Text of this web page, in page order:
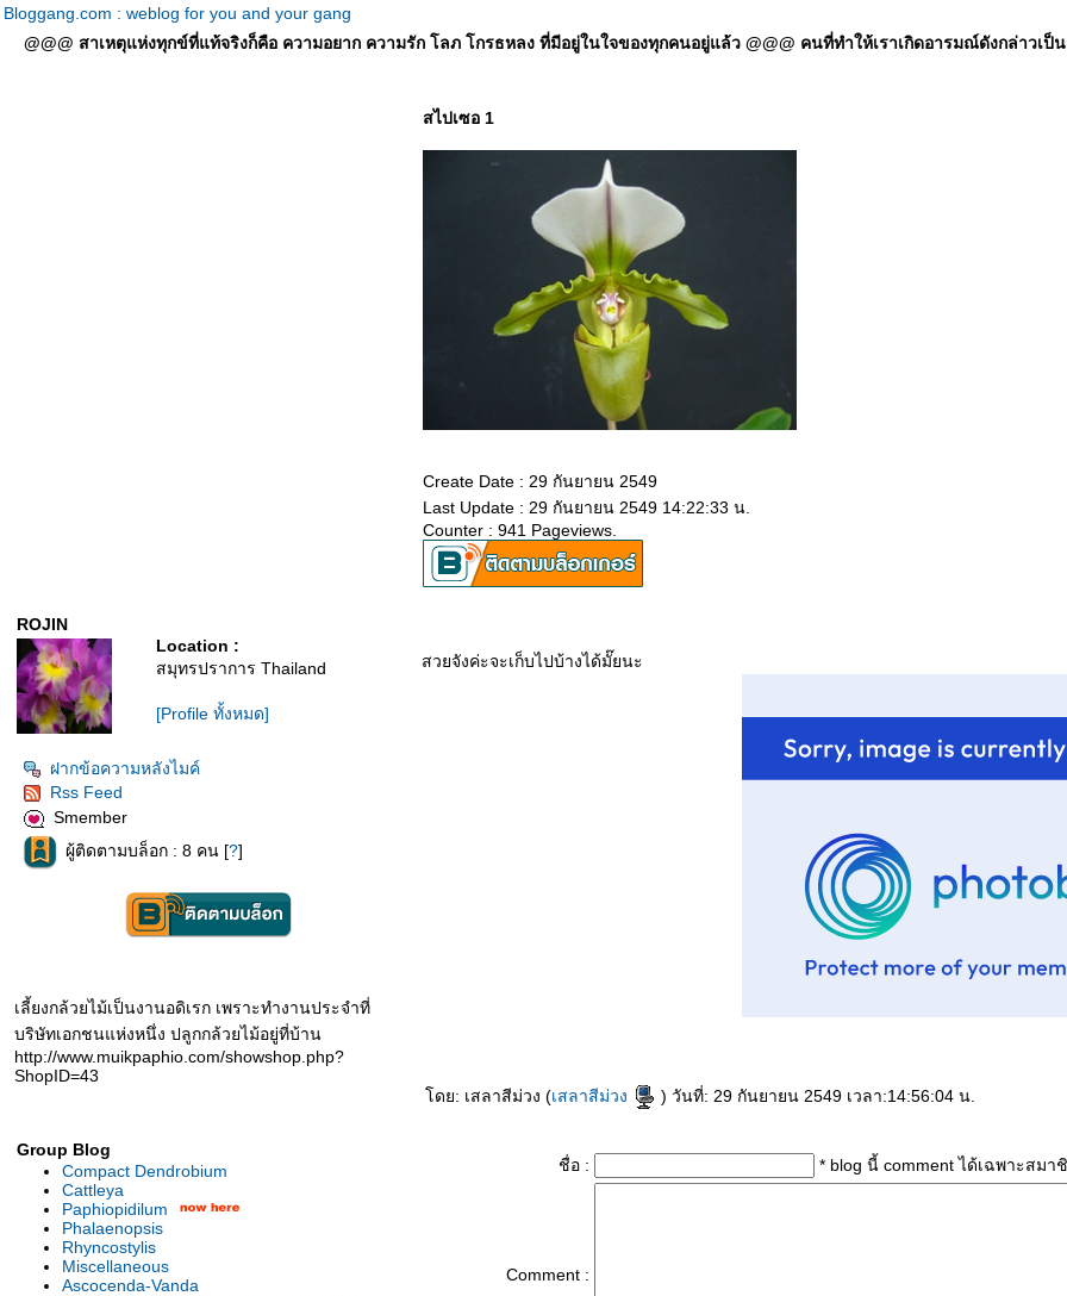
Bloggang.com : weblog for you and your gang
@@@ สาเหตุแห่งทุกข์ที่แท้จริงก็คือ ความอยาก ความรัก โลภ โกรธหลง ที่มีอยู่ในใจของทุกคนอยู่แล้ว @@@ คนที่ทำให้เราเกิดอารมณ์ดังกล่าวเ
ROJIN
Location :
สมุทรปราการ Thailand
[Profile ทั้งหมด]
ฝากข้อความหลังไมค์
Rss Feed
Smember
ผู้ติดตามบล็อก : 8 คน [?]
เลี้ยงกล้วยไม้เป็นงานอดิเรก เพราะทำงานประจำที่
บริษัทเอกชนแห่งหนึ่ง ปลูกกล้วยไม้อยู่ที่บ้าน
http://www.muikpaphio.com/showshop.php?
ShopID=43
Group Blog
Compact Dendrobium
Cattleya
Paphiopidilum
Phalaenopsis
Rhyncostylis
Miscellaneous
Ascocenda-Vanda
สไปเซอ 1
Create Date : 29 กันยายน 2549
Last Update : 29 กันยายน 2549 14:22:33 น.
Counter : 941 Pageviews.
สวยจังค่ะจะเก็บไปบ้างได้มั๊ยนะ
ดย: เสลาสีม่วง (เสลาสีม่วง ) วันที่: 29 กันยายน 2549 เวลา:14:56:04 น.
ชื่อ : * blog นี้ comment ได้เฉพาะสมา
Comment :